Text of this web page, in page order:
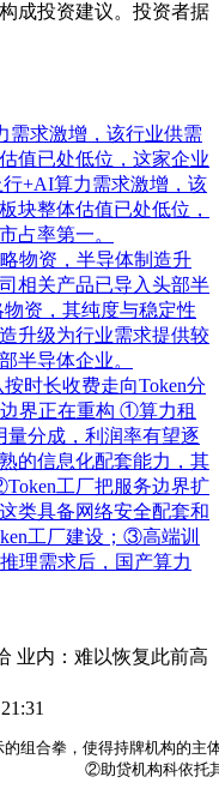
成投资建议。投资者据
需求激增，该行业供需
值已处低位，这家企业
+AI算力需求激增，该
块整体估值已处低位，
占率第一。
物资，半导体制造升
相关产品已导入头部半
资，其纯度与稳定性
升级为行业需求提供较
半导体企业。
时长收费走向Token分
界正在重构 ①算力租
量分成，利润率有望逐
的信息化配套能力，其
工厂把服务边界扩
类具备网络安全配套和
工厂建设；③高端训
理需求后，国产算力
业内：难以恢复此前高
组合拳，使得持牌机构的主
②助贷机构科依托其